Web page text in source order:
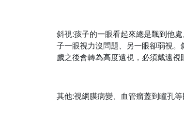
斜視:孩子的一眼看起來總是飄到他
子一眼視力沒問題、另一眼卻弱視
歲之後會轉為高度遠視，必須戴遠
其他:視網膜病變、血管瘤蓋到瞳孔